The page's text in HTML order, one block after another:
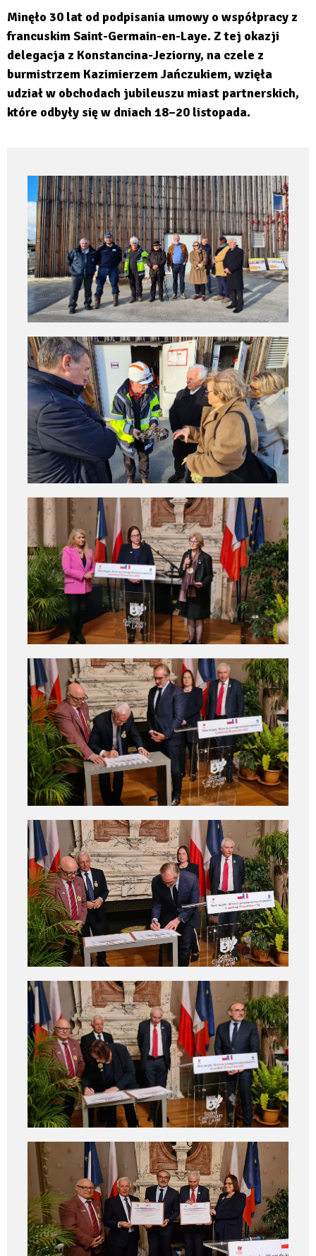
Germain-
en-
Laye
Minęło 30 lat od podpisania umowy o współpracy z
francuskim Saint-Germain-en-Laye. Z tej okazji
delegacja z Konstancina-Jeziorny, na czele z
burmistrzem Kazimierzem Jańczukiem, wzięła
udział w obchodach jubileuszu miast partnerskich,
które odbyły się w dniach 18–20 listopada.